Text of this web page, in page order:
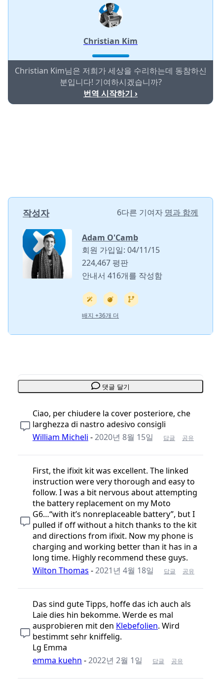
Christian Kim
Christian Kim님은 저희가 세상을 수리하는데 동참하신
분입니다! 기여하시겠습니까?
번역 시작하기 ›
작성자 6다른 기여자 명과 함께
Adam O'Camb
회원 가입일: 04/11/15
224,467 평판
안내서 416개를 작성함
배지 +36개 더
댓글 달기
Ciao, per chiudere la cover posteriore, che
larghezza di nastro adesivo consigli
William Micheli -2020년 8월 15일 답글 공유
First, the ifixit kit was excellent. The linked
instruction were very thorough and easy to
follow. I was a bit nervous about attempting
the battery replacement on my Moto
G6…“with it’s nonreplaceable battery”, but I
pulled if off without a hitch thanks to the kit
and directions from ifixit. Now my phone is
charging and working better than it has in a
long time. Highly recommend these guys.
Wilton Thomas -2021년 4월 18일 답글 공유
Das sind gute Tipps, hoffe das ich auch als
Laie dies hin bekomme. Werde es mal
ausprobieren mit den Klebefolien. Wird
bestimmt sehr kniffelig.
Lg Emma
emma kuehn -2022년 2월 1일 답글 공유